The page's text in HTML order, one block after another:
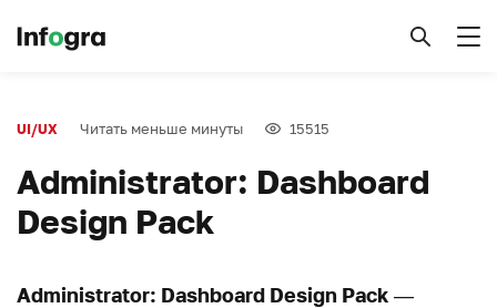
UI/UX Читать меньше минуты 15515
Administrator: Dashboard
Design Pack
Administrator: Dashboard Design Pack —